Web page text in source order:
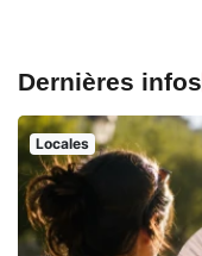
Dernières infos
Locales